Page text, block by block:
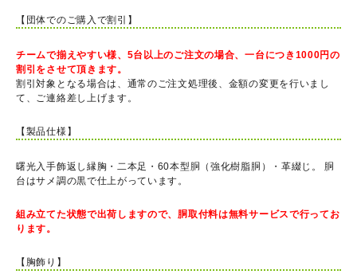
【団体でのご購入で割引】
チームで揃えやすい様、5台以上のご注文の場合、一台につき1000円の
割引をさせて頂きます。
割引対象となる場合は、通常のご注文処理後、金額の変更を行いまし
て、ご連絡差し上げます。
【製品仕様】
曙光入手飾返し縁胸・二本足・60本型胴（強化樹脂胴）・革綴じ。 胴
台はサメ調の黒で仕上がっています。
組み立てた状態で出荷しますので、胴取付料は無料サービスで行ってお
ります。
【胸飾り】